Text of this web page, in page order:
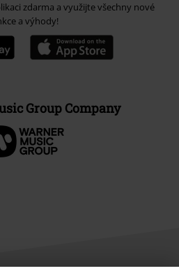
zdarma a využijte všechny nové
a výhody!
Group Company